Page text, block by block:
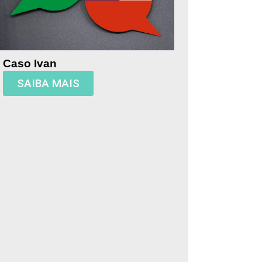
Caso Ivan
SAIBA MAIS